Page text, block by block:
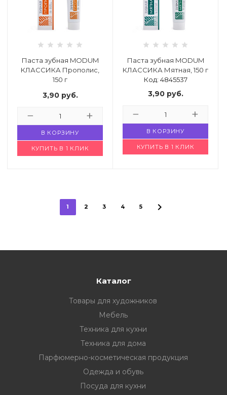
Паста зубная MODUM
КЛАССИКА Прополис,
150 г
3,90 руб.
В КОРЗИНУ
КУПИТЬ В 1 КЛИК
Паста зубная MODUM
КЛАССИКА Мятная, 150 г
Код: 4845537
3,90 руб.
В КОРЗИНУ
КУПИТЬ В 1 КЛИК
1 2 3 4 5
Каталог
Товары для художников
Мебель
Техника для кухни
Техника для дома
Парфюмерно-косметическая продукция
Одежда и обувь
Посуда для кухни